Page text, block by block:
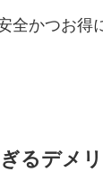
全かつお得
るデメ